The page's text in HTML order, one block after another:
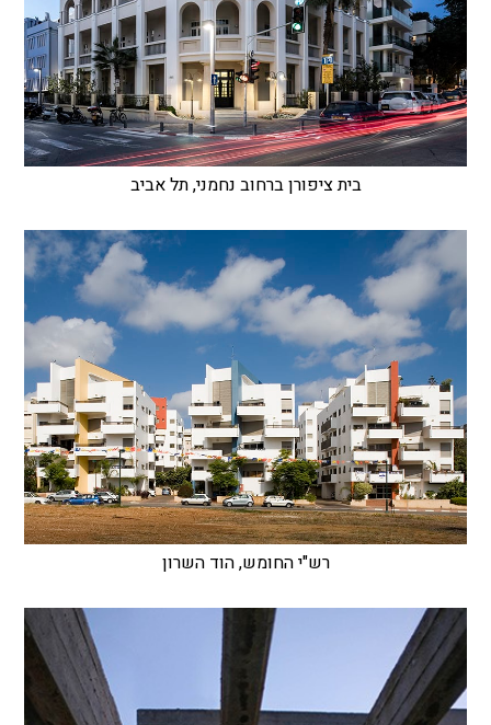
בית ציפורן ברחוב נחמני, תל אביב
רש"י החומש, הוד השרון